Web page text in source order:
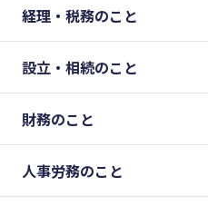
経理・税務のこと
設立・相続のこと
財務のこと
人事労務のこと